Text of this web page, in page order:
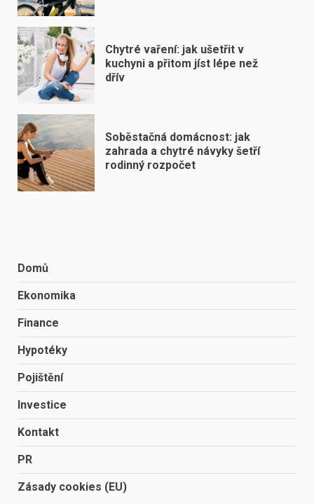
Chytré vaření: jak ušetřit v
kuchyni a přitom jíst lépe než
dřív
Soběstačná domácnost: jak
zahrada a chytré návyky šetří
rodinný rozpočet
Domů
Ekonomika
Finance
Hypotéky
Pojištění
Investice
Kontakt
PR
Zásady cookies (EU)